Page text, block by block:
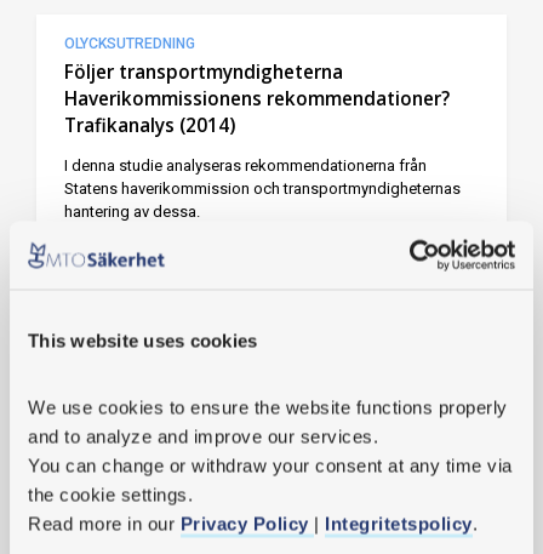
This website uses cookies
We use cookies to ensure the website functions properly
and to analyze and improve our services.
You can change or withdraw your consent at any time via
the cookie settings.
Read more in our Privacy Policy | Integritetspolicy.
OLYCKSUTREDNING
Följer transportmyndigheterna
Haverikommissionens rekommendationer?
Trafikanalys (2014)
I denna studie analyseras rekommendationerna från
Statens haverikommission och transportmyndigheternas
hantering av dessa.
Ladda hem rapport
Konsekvenser av instruktioners utformning
och användning. SSM (2017)
Syftet med forskningsprojektet var att urskilja och
kartlägga vilken påverkan en hög grad av
instruktionsstyrning kan ha på kunskapsnivåer, beskriva hur